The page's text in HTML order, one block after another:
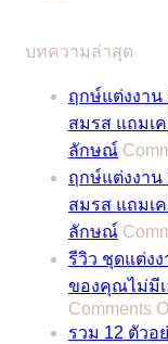
บทความล่าสุด
ฤกษ์แต่งงาน
สมรส แถมเ
ลักษณ์
ฤกษ์แต่งงาน
สมรส แถมเ
ลักษณ์
รีวิว ชุดแต่ง
ของคุณไม่มีเ
Comments
รวม 12 ตัวอ